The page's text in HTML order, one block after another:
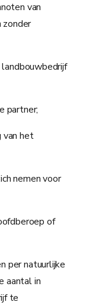
van
zonder
partner;
van het
nemen voor
of
per natuurlijke
aantal in
te